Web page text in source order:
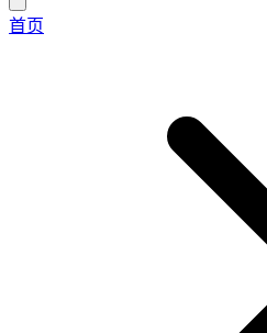
首页